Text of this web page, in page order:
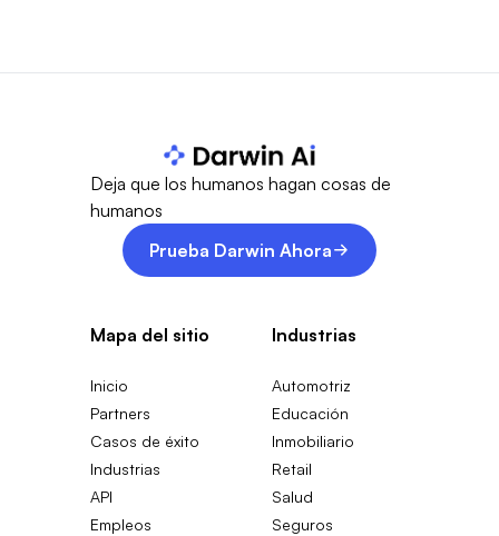
Deja que los humanos hagan cosas de
humanos
Prueba Darwin Ahora
Mapa del sitio
Inicio
Partners
Casos de éxito
Industrias
API
Empleos
Industrias
Automotriz
Educación
Inmobiliario
Retail
Salud
Seguros